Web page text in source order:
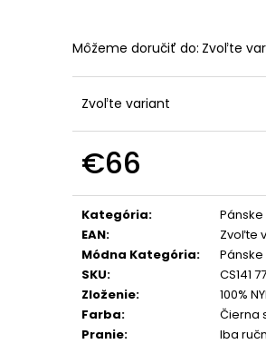
Môžeme doručiť do: Zvoľte
Zvoľte variant
€66
cena:
Kategória:
Pánske
EAN:
Zvoľte
Módna Kategória:
SKU:
CS141
Zloženie:
100%
Farba:
Čierna
Pranie:
Iba